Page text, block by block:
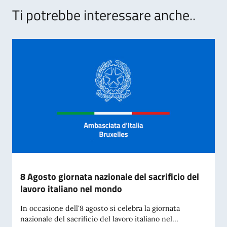
Ti potrebbe interessare anche..
8 Agosto giornata nazionale del sacrificio del
lavoro italiano nel mondo
In occasione dell'8 agosto si celebra la giornata
nazionale del sacrificio del lavoro italiano nel...